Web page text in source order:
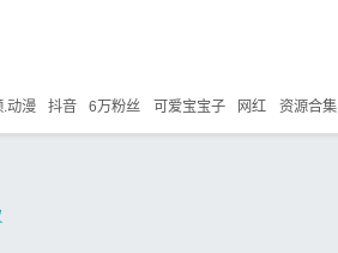
动漫 抖音 6万粉丝 可爱宝宝子 网红 资源合集